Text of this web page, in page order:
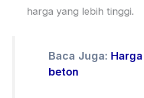
harga yang lebih tinggi.
Baca Juga:
beton